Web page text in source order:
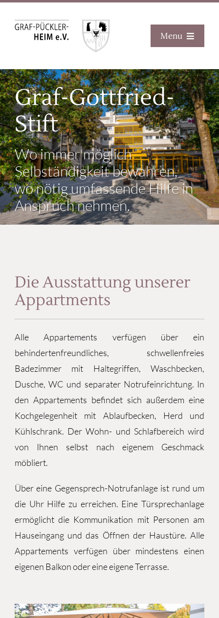
Inhalt
Menu
Home
Graf-Pückler-Heim e.V.
Stiftung
Aktuelles
Historie
Spenden
Karriere
Kontakt
Graf-Gottfried-
Stift
Wo immer möglich
Selbständigkeit bewahren,
wo nötig umfassende Hilfe in
Anspruch nehmen.
Die Ausstattung unserer
Appartments
Alle Appartements verfügen über ein
behindertenfreundliches, schwellenfreies
Badezimmer mit Haltegriffen, Waschbecken,
Dusche, WC und separater Notrufeinrichtung. In
den Appartements befindet sich außerdem eine
Kochgelegenheit mit Ablaufbecken, Herd und
Kühlschrank. Der Wohn- und Schlafbereich wird
von Ihnen selbst nach eigenem Geschmack
möbliert.
Über eine Gegensprech-Notrufanlage ist rund um
die Uhr Hilfe zu erreichen. Eine Türsprechanlage
ermöglicht die Kommunikation mit Personen am
Hauseingang und das Öffnen der Haustüre. Alle
Appartements verfügen über mindestens einen
eigenen Balkon oder eine eigene Terrasse.